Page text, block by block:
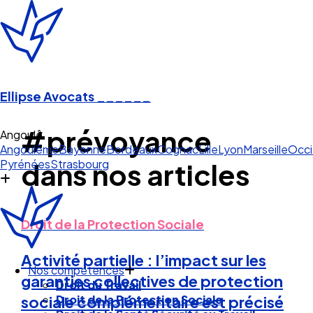
Ellipse Avocats
Angoulême
AngoulêmeBayonneBordeauxCognacLilleLyonMarseille
PyrénéesStrasbourg
Nos compétences
Droit du Travail
Droit de la Protection Sociale
#prévoyance
dans nos articles
Droit de la Protection Sociale
Activité partielle : l’impact sur les
garanties collectives de protection
sociale complémentaire est précisé